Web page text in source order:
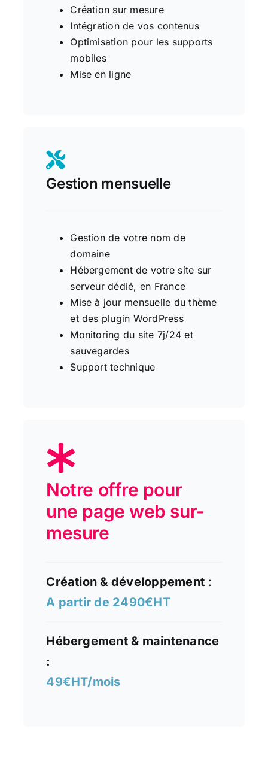
Création sur mesure
Intégration de vos contenus
Optimisation pour les supports
mobiles
Mise en ligne
Gestion mensuelle
Gestion de votre nom de
domaine
Hébergement de votre site sur
serveur dédié, en France
Mise à jour mensuelle du thème
et des plugin WordPress
Monitoring du site 7j/24 et
sauvegardes
Support technique
Notre offre pour
une page web sur-
mesure
Création & développement :
A partir de 2490€HT
Hébergement & maintenance
:
49€HT/mois